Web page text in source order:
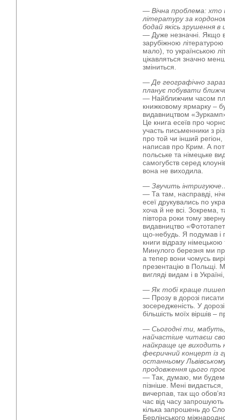
— Вічна проблема:
літературу за
бодай якісь зрушення в
— Дуже незначні. Якщо в
зарубіжною
мало), то українською
цікавляться значно
зміниться.
— Де географічно
планує побувати
— Найближчим часом
книжковому ярмарку –
видавництвом
Це книга есеїв про
участь письменники з
про той чи інший
написав про Крим. А
польське та німецьке
самогубств серед
вона не виходила.
— Звучить
— Та там, насправді,
есеї друкувались по
хоча й не всі. Зокрема,
півтора роки тому
видавництво
що-небудь. Я подумав і
книги відразу
Минулого березня ми
а тепер вони чомусь
презентацію в Польщі.
вигляді видам і в
— Як тобі краще
— Прозу в дорозі писати
зосередженість. У
більшість моїх віршів –
— Сьогодні ти, мабуть,
найчастіше читаєш
найкраще це виходить
феєричний концерт із
останньому
продовження цього
— Так, думаю, ми
пізніше. Мені
вичерпав, так що
час від часу запрошують
кілька запрошень до
Берлінського